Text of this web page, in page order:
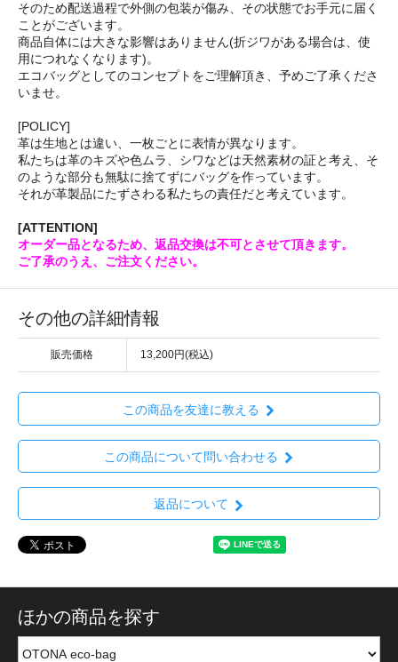
そのため配送過程で外側の包装が傷み、その状態でお手元に届く
ことがございます。
商品自体には大きな影響はありません(折ジワがある場合は、使
用につれなくなります)。
エコバッグとしてのコンセプトをご理解頂き、予めご了承くださ
いませ。
[POLICY]
革は生地とは違い、一枚ごとに表情が異なります。
私たちは革のキズや色ムラ、シワなどは天然素材の証と考え、そ
のような部分も無駄に捨てずにバッグを作っています。
それが革製品にたずさわる私たちの責任だと考えています。
[ATTENTION]
オーダー品となるため、返品交換は不可とさせて頂きます。
ご了承のうえ、ご注文ください。
その他の詳細情報
販売価格 13,200円(税込)
この商品を友達に教える
この商品について問い合わせる
返品について
ほかの商品を探す